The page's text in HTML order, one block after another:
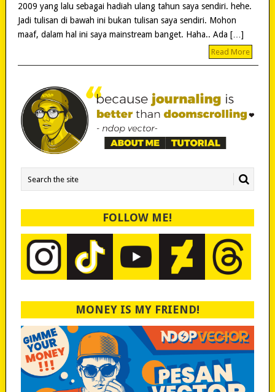
2009 yang lalu sebagai hadiah ulang tahun saya sendiri. hehe.
Jadi tulisan di bawah ini bukan tulisan saya sendiri. Mohon
maaf, dalam hal ini saya mainstream banget. Haha.. Ada […]
Read More
FOLLOW ME!
MONEY IS MY FRIEND!